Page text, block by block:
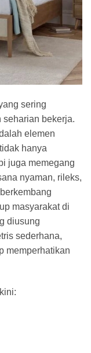
sering
bekerja.
elemen
hanya
juga memegang
nyaman, rileks,
masyarakat di
diusung
sederhana,
memperhatikan